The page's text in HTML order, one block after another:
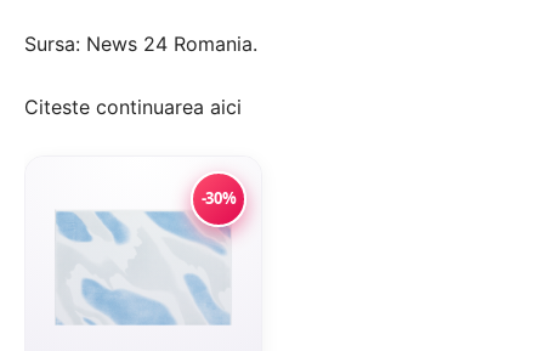
Sursa: News 24 Romania.
Citeste continuarea aici
-30%